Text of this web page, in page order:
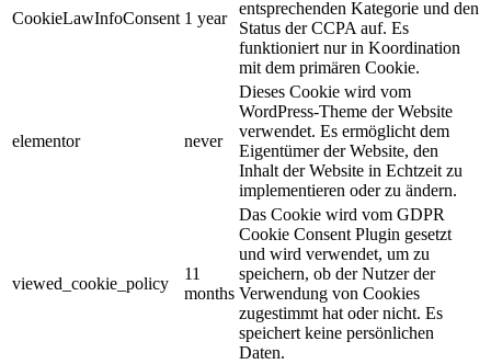
CookieLawInfoConsent 1 year
entsprechenden Kategorie und den
Status der CCPA auf. Es
funktioniert nur in Koordination
mit dem primären Cookie.
elementor never
Dieses Cookie wird vom
WordPress-Theme der Website
verwendet. Es ermöglicht dem
Eigentümer der Website, den
Inhalt der Website in Echtzeit zu
implementieren oder zu ändern.
viewed_cookie_policy
11
months
Das Cookie wird vom GDPR
Cookie Consent Plugin gesetzt
und wird verwendet, um zu
speichern, ob der Nutzer der
Verwendung von Cookies
zugestimmt hat oder nicht. Es
speichert keine persönlichen
Daten.